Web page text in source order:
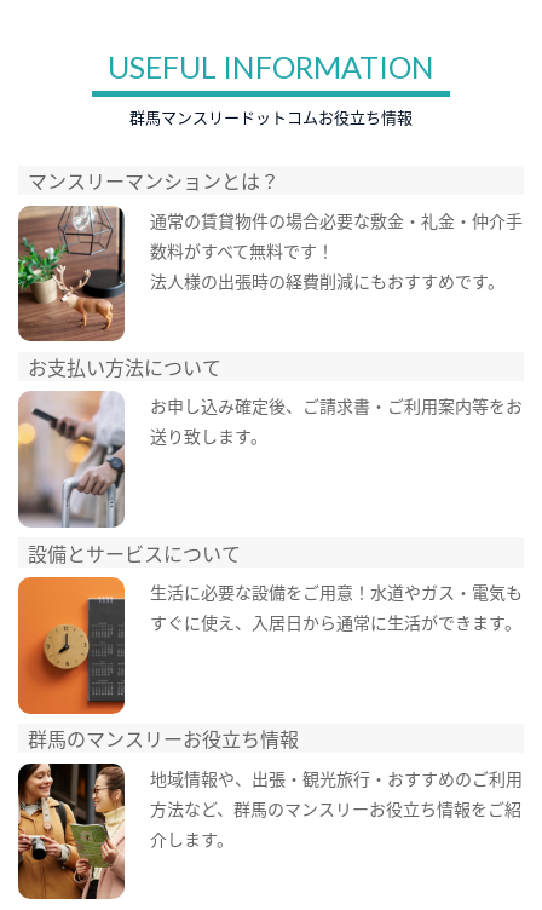
USEFUL INFORMATION
群馬マンスリードットコムお役立ち情報
マンスリーマンションとは？
通常の賃貸物件の場合必要な敷金・礼金・仲介手
数料がすべて無料です！
法人様の出張時の経費削減にもおすすめです。
お支払い方法について
お申し込み確定後、ご請求書・ご利用案内等をお
送り致します。
設備とサービスについて
生活に必要な設備をご用意！水道やガス・電気も
すぐに使え、入居日から通常に生活ができます。
群馬のマンスリーお役立ち情報
地域情報や、出張・観光旅行・おすすめのご利用
方法など、群馬のマンスリーお役立ち情報をご紹
介します。